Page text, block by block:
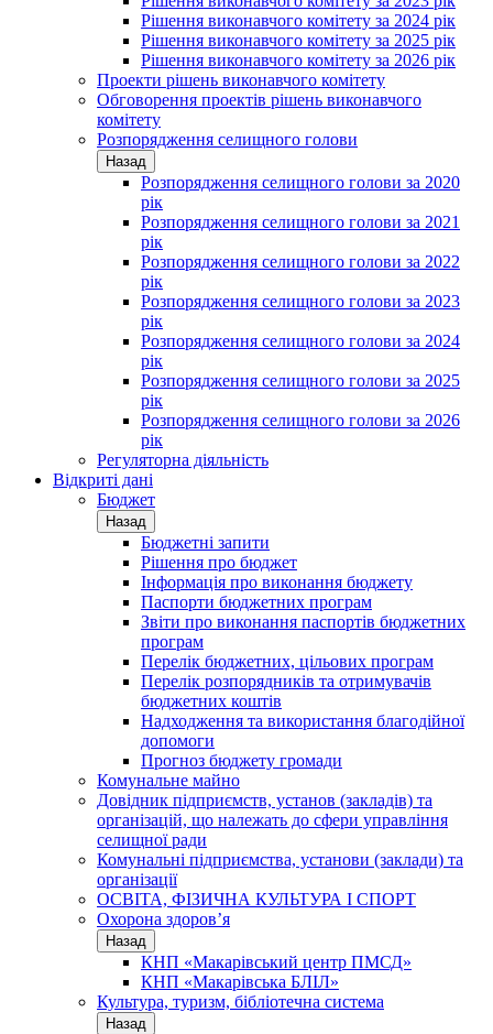
Рішення виконавчого комітету за 2024 рік
Рішення виконавчого комітету за 2025 рік
Рішення виконавчого комітету за 2026 рік
Проекти рішень виконавчого комітету
Обговорення проектів рішень виконавчого
комітету
Розпорядження селищного голови
Назад
Розпорядження селищного голови за 2020
рік
Розпорядження селищного голови за 2021
рік
Розпорядження селищного голови за 2022
рік
Розпорядження селищного голови за 2023
рік
Розпорядження селищного голови за 2024
рік
Розпорядження селищного голови за 2025
рік
Розпорядження селищного голови за 2026
рік
Регуляторна діяльність
Відкриті дані
Бюджет
Назад
Бюджетні запити
Рішення про бюджет
Інформація про виконання бюджету
Паспорти бюджетних програм
Звіти про виконання паспортів бюджетних
програм
Перелік бюджетних, цільових програм
Перелік розпорядників та отримувачів
бюджетних коштів
Надходження та використання благодійної
допомоги
Прогноз бюджету громади
Комунальне майно
Довідник підприємств, установ (закладів) та
організацій, що належать до сфери управління
селищної ради
Комунальні підприємства, установи (заклади) та
організації
ОСВІТА, ФІЗИЧНА КУЛЬТУРА І СПОРТ
Охорона здоров’я
Назад
КНП «Макарівський центр ПМСД»
КНП «Макарівська БЛІЛ»
Культура, туризм, бібліотечна система
Назад